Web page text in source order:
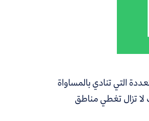
التي تنادي بالمساواة
لا تزال تغطي مناطق